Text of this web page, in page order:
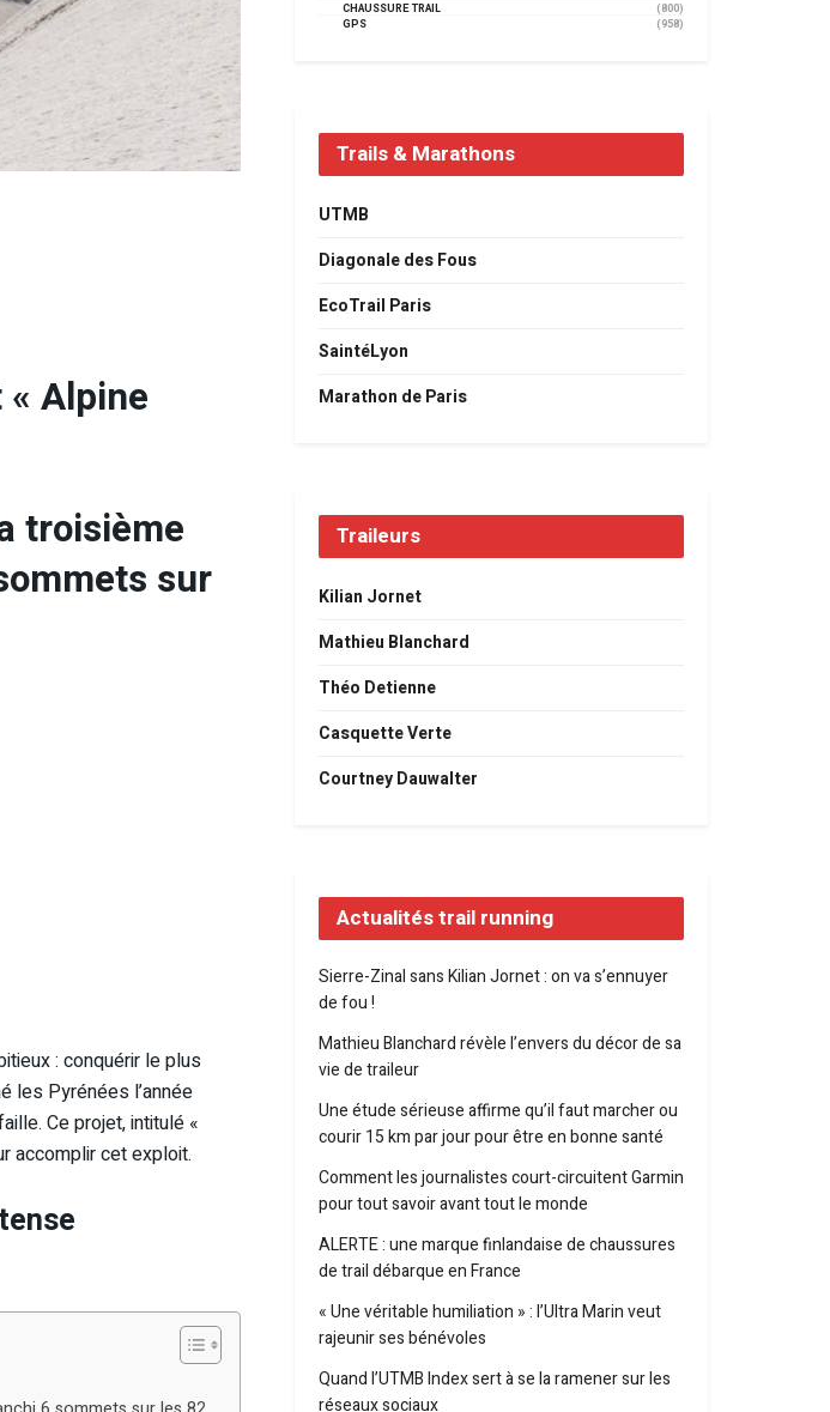
Alpine
troisième
sur
: conquérir le plus
les Pyrénées l’année
Ce projet, intitulé «
accomplir cet exploit.
CHAUSSURE TRAIL
(800)
GPS
(958)
Trails & Marathons
UTMB
Diagonale des Fous
EcoTrail Paris
SaintéLyon
Marathon de Paris
Traileurs
Kilian Jornet
Mathieu Blanchard
Théo Detienne
Casquette Verte
Courtney Dauwalter
Actualités trail running
Sierre-Zinal sans Kilian Jornet : on va s’ennuyer
de fou !
Mathieu Blanchard révèle l’envers du décor de sa
vie de traileur
Une étude sérieuse affirme qu’il faut marcher ou
courir 15 km par jour pour être en bonne santé
Comment les journalistes court-circuitent Garmin
pour tout savoir avant tout le monde
ALERTE : une marque finlandaise de chaussures
de trail débarque en France
« Une véritable humiliation » : l’Ultra Marin veut
rajeunir ses bénévoles
Quand l’UTMB Index sert à se la ramener sur les
réseaux sociaux